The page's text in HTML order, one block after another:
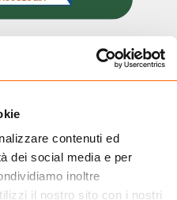
contenuti ed
dei social media e per
inoltre
il nostro sito con i nostri
la vendita online di